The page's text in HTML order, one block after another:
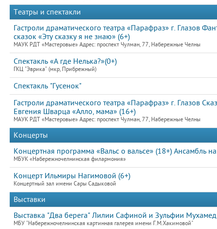
Театры и спектакли
Гастроли драматического театра «Парафраз» г. Глазов
сказок «Эту сказку я не знаю» (6+)
МАУК РДТ «Мастеровые» Адрес: проспект Чулман, 77, Набережные Челны
Спектакль «А где Нелька?»(0+)
ГКЦ "Эврика" (мкр, Прибрежный)
Спектакль "Гусенок"
Гастроли драматического театра «Парафраз» г. Глазов
Евгения Шварца «Алло, мама» (16+)
МАУК РДТ «Мастеровые» Адрес: проспект Чулман, 77, Набережные Челны
Концерты
Концертная программа «Вальс о вальсе» (18+) Ансамбль
МБУК «Набережночелнинская филармония»
Концерт Ильмиры Нагимовой (6+)
Концертный зал имени Сары Садыковой
Выставки
Выставка "Два берега" Лилии Сафиной и Зульфии
МБУ "Набережночелнинская картинная галерея имени Г.М.Хакимовой"